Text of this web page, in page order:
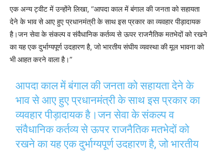
एक अन्य ट्वीट में उन्होंने लिखा, “आपदा काल में बंगाल की जनता को सहायता
देने के भाव से आए हुए प्रधानमंत्री के साथ इस प्रकार का व्यवहार पीड़ादायक
है।जन सेवा के संकल्प व संवैधानिक कर्तव्य से ऊपर राजनैतिक मतभेदों को रखने
का यह एक दुर्भाग्यपूर्ण उदहारण है, जो भारतीय संघीय व्यवस्था की मूल भावना को
भी आहत करने वाला है।”
आपदा काल में बंगाल की जनता को सहायता देने के
भाव से आए हुए प्रधानमंत्री के साथ इस प्रकार का
व्यवहार पीड़ादायक है।जन सेवा के संकल्प व
संवैधानिक कर्तव्य से ऊपर राजनैतिक मतभेदों को
रखने का यह एक दुर्भाग्यपूर्ण उदहारण है, जो भारतीय